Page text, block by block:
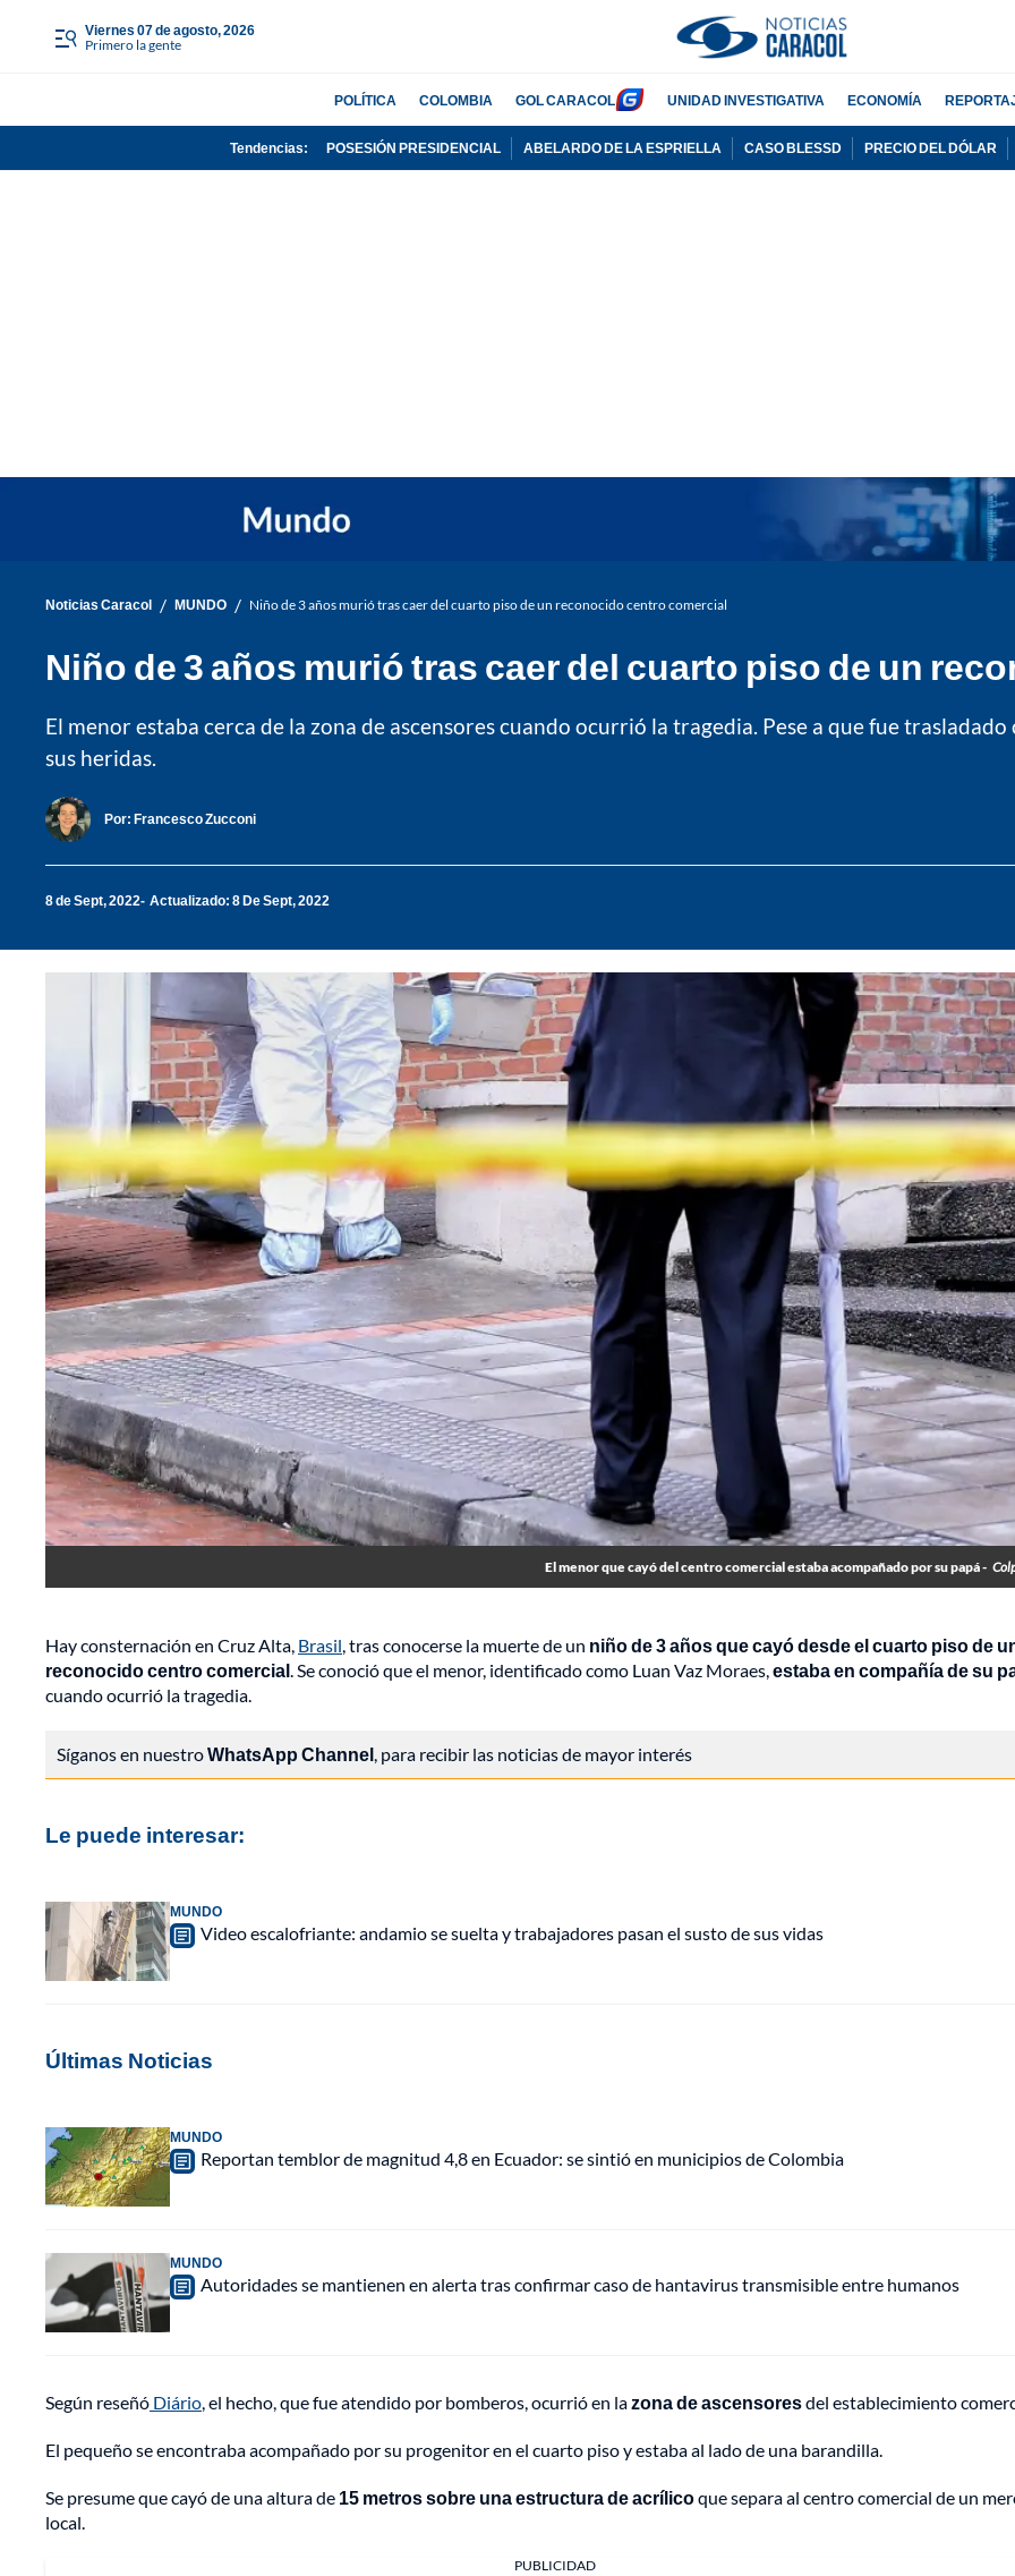
viernes 07 de agosto, 2026
Primero la gente
POLÍTICA COLOMBIA GOL CARACOL UNIDAD INVESTIGATIVA ECONOMÍA
Tendencias: POSESIÓN PRESIDENCIAL ABELARDO DE LA ESPRIELLA CASO BLESSD PRECIO DEL DÓLAR
Noticias Caracol / MUNDO / Niño de 3 años murió tras caer del cuarto piso de un reconocido centro comercial
Niño de 3 años murió tras caer del cuarto piso de un
El menor estaba cerca de la zona de ascensores cuando ocurrió la tragedia. Pese a que fue
sus heridas.
Por: Francesco Zucconi
8 de Sept, 2022 Actualizado: 8 De Sept, 2022
El menor que cayó del centro comercial estaba acompañado por su papá -
Hay consternación en Cruz Alta, Brasil, tras conocerse la muerte de un niño de 3 años que cayó desde el cuarto piso de
reconocido centro comercial. Se conoció que el menor, identificado como Luan Vaz Moraes,estaba en compañía de su
cuando ocurrió la tragedia.
Síganos en nuestroWhatsApp Channel, para recibir las noticias de mayor interés
Le puede interesar:
MUNDO
Video escalofriante: andamio se suelta y trabajadores pasan el susto de sus vidas
Últimas Noticias
MUNDO
Reportan temblor de magnitud 4,8 en Ecuador: se sintió en municipios de Colombia
MUNDO
Autoridades se mantienen en alerta tras confirmar caso de hantavirus transmisible entre humanos
Según reseñó Diário, el hecho, que fue atendido por bomberos, ocurrió en lazona de ascensoresdel establecimiento
El pequeño se encontraba acompañado por su progenitor en el cuarto piso y estaba al lado de una barandilla.
Se presume que cayó de una altura de 15 metros sobre una estructura de acrílicoque separa al centro comercial de un
local.
PUBLICIDAD